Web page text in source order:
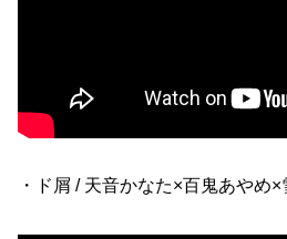
・ド屑 / 天音かなた×百鬼あやめ